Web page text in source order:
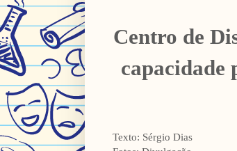
Centro de
capacidade
Texto: Sérgio Dias